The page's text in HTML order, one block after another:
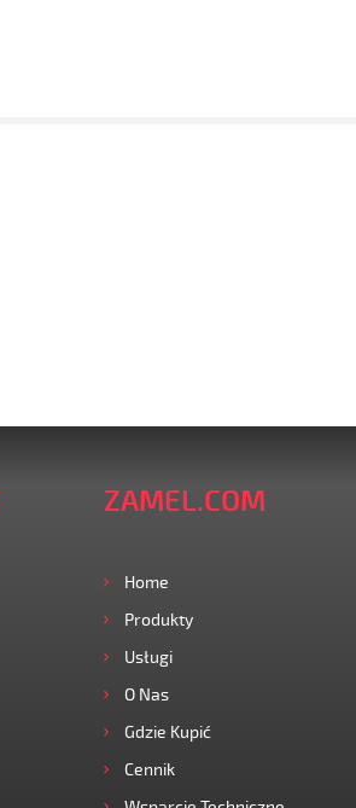
ZAMEL.COM
Home
Produkty
Usługi
O Nas
Gdzie Kupić
Cennik